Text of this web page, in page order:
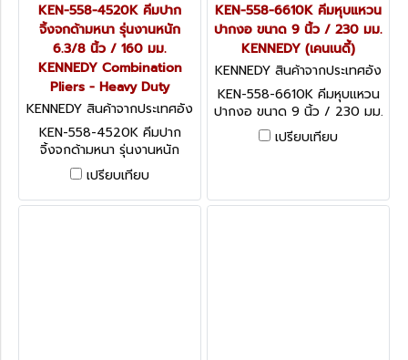
KEN-558-4520K คีมปาก
จิ้งจกด้ามหนา รุ่นงานหนัก
6.3/8 นิ้ว / 160 มม.
KENNEDY Combination
Pliers - Heavy Duty
KENNEDY สินค้าจากประเทศอัง
กฤษ KEN-558-4520K
KEN-558-4520K คีมปาก
จิ้งจกด้ามหนา รุ่นงานหนัก
6.3/8 นิ้ว / 160 มม.
KENNEDY Combination
Pliers - Heavy Duty
เปรียบเทียบ
KEN-558-6610K คีมหุบแหวน
ปากงอ ขนาด 9 นิ้ว / 230 มม.
KENNEDY (เคนเนดี้)
KENNEDY สินค้าจากประเทศอัง
กฤษ KEN-558-6610K
KEN-558-6610K คีมหุบแหวน
ปากงอ ขนาด 9 นิ้ว / 230 มม.
KENNEDY Circlip Pliers,
Internal, Carbon Steel, Bent
เปรียบเทียบ